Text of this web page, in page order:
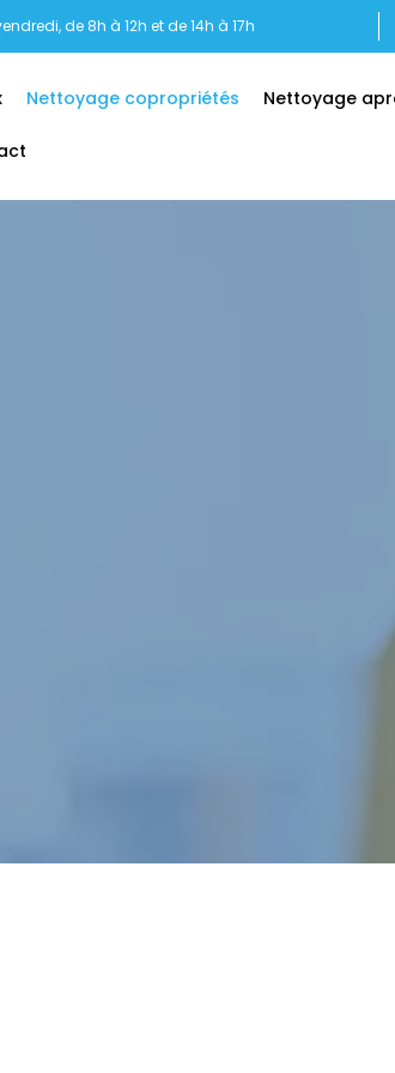
de 8h à 12h et de 14h à 17h
Nettoyage copropriétés Nettoyage